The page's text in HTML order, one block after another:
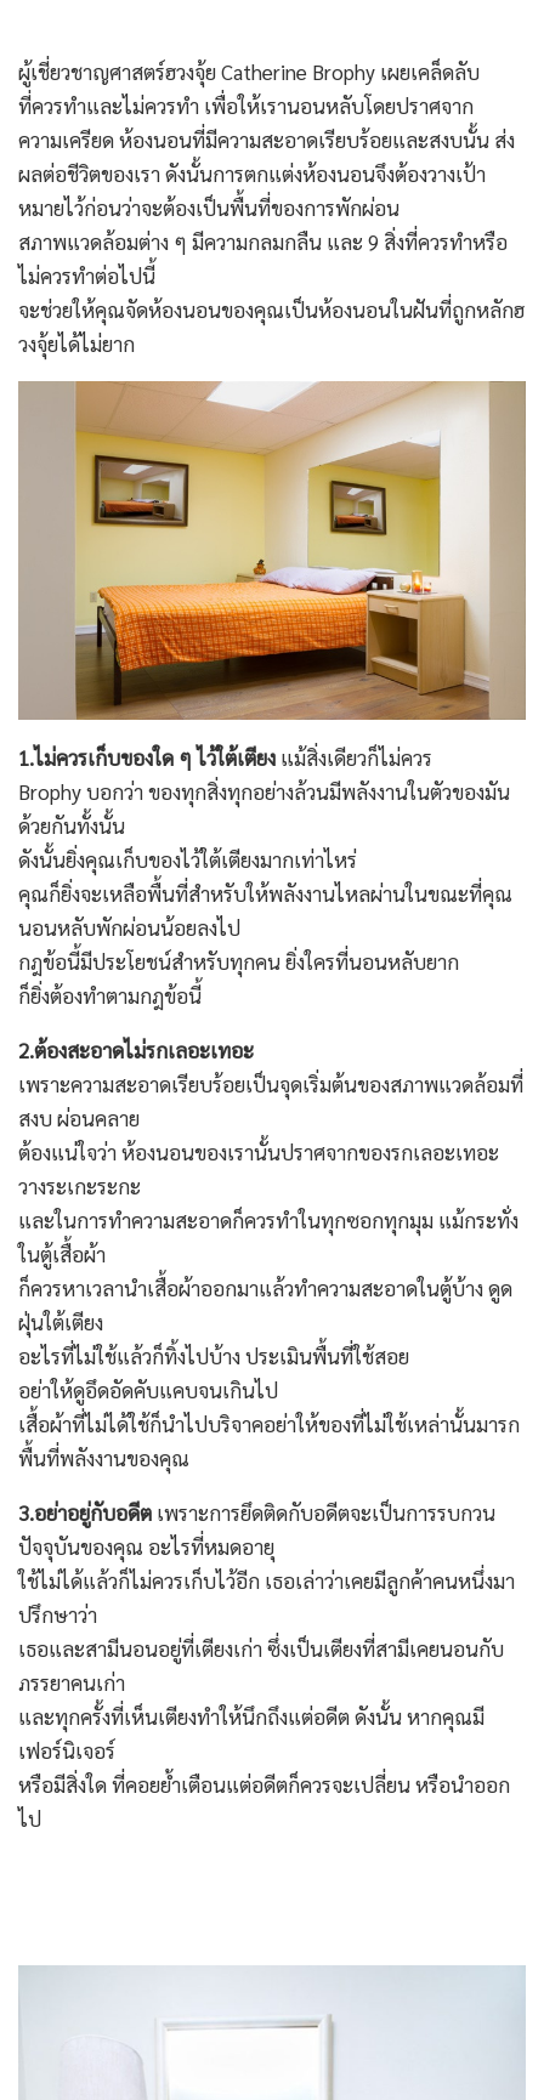
ผู้เชี่ยวชาญศาสตร์ฮวงจุ้ย Catherine Brophy เผยเคล็ดลับ
ที่ควรทำและไม่ควรทำ เพื่อให้เรานอนหลับโดยปราศจาก
ความเครียด ห้องนอนที่มีความสะอาดเรียบร้อยและสงบนั้น ส่ง
ผลต่อชีวิตของเรา ดังนั้นการตกแต่งห้องนอนจึงต้องวางเป้า
หมายไว้ก่อนว่าจะต้องเป็นพื้นที่ของการพักผ่อน
สภาพแวดล้อมต่าง ๆ มีความกลมกลืน และ 9 สิ่งที่ควรทำหรือ
ไม่ควรทำต่อไปนี้
จะช่วยให้คุณจัดห้องนอนของคุณเป็นห้องนอนในฝันที่ถูกหลักฮ
วงจุ้ยได้ไม่ยาก
1.ไม่ควรเก็บของใด ๆ ไว้ใต้เตียง แม้สิ่งเดียวก็ไม่ควร
Brophy บอกว่า ของทุกสิ่งทุกอย่างล้วนมีพลังงานในตัวของมัน
ด้วยกันทั้งนั้น
ดังนั้นยิ่งคุณเก็บของไว้ใต้เตียงมากเท่าไหร่
คุณก็ยิ่งจะเหลือพื้นที่สำหรับให้พลังงานไหลผ่านในขณะที่คุณ
นอนหลับพักผ่อนน้อยลงไป
กฎข้อนี้มีประโยชน์สำหรับทุกคน ยิ่งใครที่นอนหลับยาก
ก็ยิ่งต้องทำตามกฎข้อนี้
2.ต้องสะอาดไม่รกเลอะเทอะ
เพราะความสะอาดเรียบร้อยเป็นจุดเริ่มต้นของสภาพแวดล้อมที่
สงบ ผ่อนคลาย
ต้องแน่ใจว่า ห้องนอนของเรานั้นปราศจากของรกเลอะเทอะ
วางระเกะระกะ
และในการทำความสะอาดก็ควรทำในทุกซอกทุกมุม แม้กระทั่ง
ในตู้เสื้อผ้า
ก็ควรหาเวลานำเสื้อผ้าออกมาแล้วทำความสะอาดในตู้บ้าง ดูด
ฝุ่นใต้เตียง
อะไรที่ไม่ใช้แล้วก็ทิ้งไปบ้าง ประเมินพื้นที่ใช้สอย
อย่าให้ดูอึดอัดคับแคบจนเกินไป
เสื้อผ้าที่ไม่ได้ใช้ก็นำไปบริจาคอย่าให้ของที่ไม่ใช้เหล่านั้นมารก
พื้นที่พลังงานของคุณ
3.อย่าอยู่กับอดีต เพราะการยึดติดกับอดีตจะเป็นการรบกวน
ปัจจุบันของคุณ อะไรที่หมดอายุ
ใช้ไม่ได้แล้วก็ไม่ควรเก็บไว้อีก เธอเล่าว่าเคยมีลูกค้าคนหนึ่งมา
ปรึกษาว่า
เธอและสามีนอนอยู่ที่เตียงเก่า ซึ่งเป็นเตียงที่สามีเคยนอนกับ
ภรรยาคนเก่า
และทุกครั้งที่เห็นเตียงทำให้นึกถึงแต่อดีต ดังนั้น หากคุณมี
เฟอร์นิเจอร์
หรือมีสิ่งใด ที่คอยย้ำเตือนแต่อดีตก็ควรจะเปลี่ยน หรือนำออก
ไป